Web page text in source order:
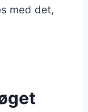
med det,